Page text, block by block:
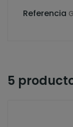
Referencia
5